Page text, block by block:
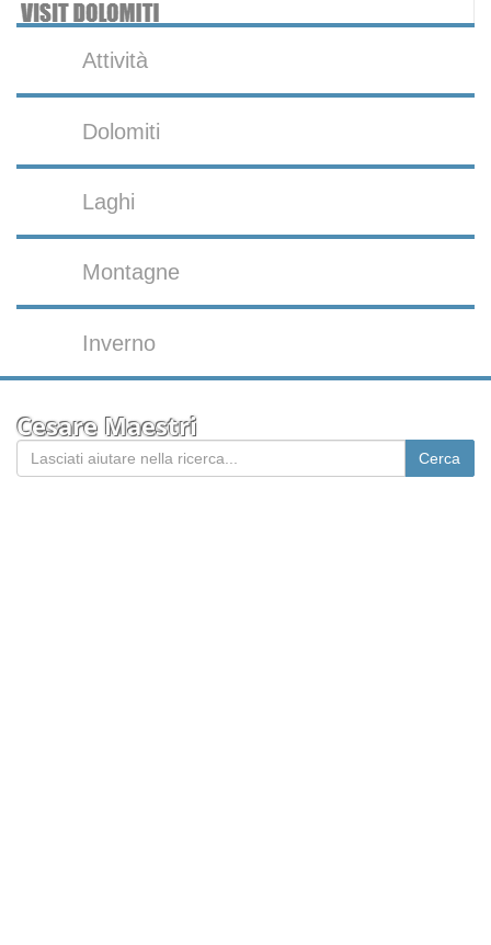
Attività
Dolomiti
Laghi
Montagne
Inverno
Cesare Maestri